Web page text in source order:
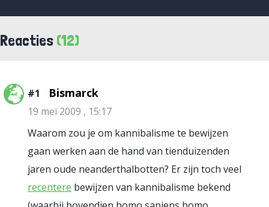
Reacties (12)
#1 Bismarck
19 mei 2009 , 15:17
Waarom zou je om kannibalisme te bewijzen
gaan werken aan de hand van tienduizenden
jaren oude neanderthalbotten? Er zijn toch veel
recentere bewijzen van kannibalisme bekend